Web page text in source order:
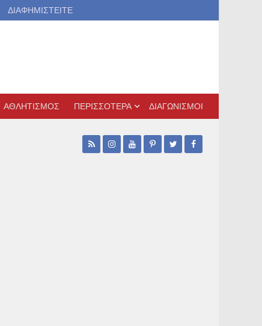
ΔΙΑΦΗΜΙΣΤΕΙΤΕ
ΑΘΛΗΤΙΣΜΟΣ ΠΕΡΙΣΣΟΤΕΡΑ ΔΙΑΓΩΝΙΣΜΟΙ